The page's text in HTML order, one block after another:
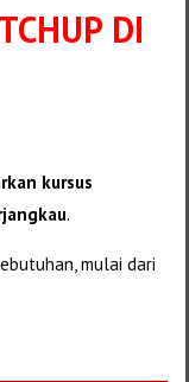
DI
kursus
.
mulai dari